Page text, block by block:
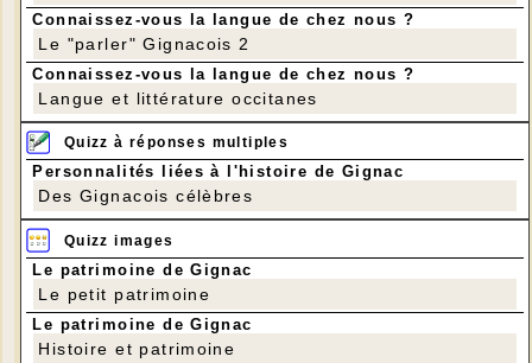
Connaissez-vous la langue de chez nous ?
Le "parler" Gignacois 2
Connaissez-vous la langue de chez nous ?
Langue et littérature occitanes
Quizz à réponses multiples
Personnalités liées à l'histoire de Gignac
Des Gignacois célèbres
Quizz images
Le patrimoine de Gignac
Le petit patrimoine
Le patrimoine de Gignac
Histoire et patrimoine